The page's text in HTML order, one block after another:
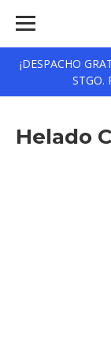
¡DESPACHO
STGO.
Helado